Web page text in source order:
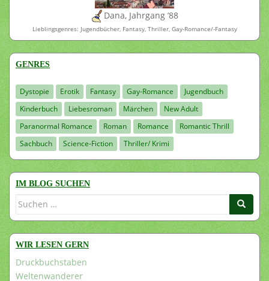
Dana, Jahrgang ’88
Lieblingsgenres: Jugendbücher, Fantasy, Thriller, Gay-Romance/-Fantasy
GENRES
Dystopie Erotik Fantasy Gay-Romance
Jugendbuch
Kinderbuch
Liebesroman Märchen
New Adult
Paranormal Romance
Roman Romance
Romantic Thrill
Sachbuch
Science-Fiction Thriller/ Krimi
IM BLOG SUCHEN
Suchen
WIR LESEN GERN
Druckbuchstaben
Weltenwanderer